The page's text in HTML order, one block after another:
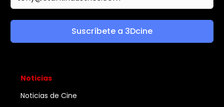
Suscríbete a 3Dcine
Noticias
Noticias de Cine